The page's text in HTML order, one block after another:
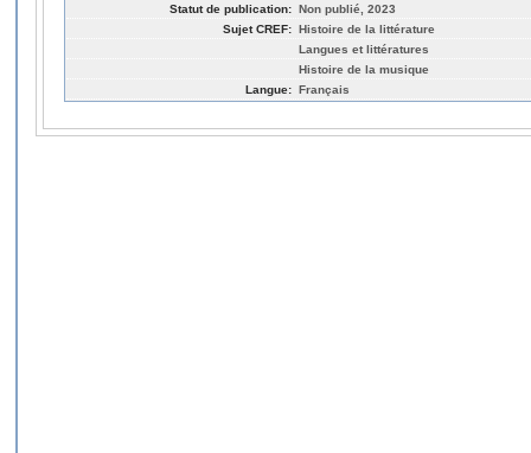
Statut de publication: Non publié, 2023
Sujet CREF: Histoire de la littérature
Langues et littératures
Histoire de la musique
Langue: Français